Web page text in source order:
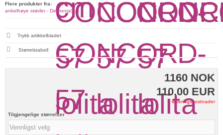
1160 NOK
110,00 EUR
+ leveringskostnader
Tilgjengelige størrelser
Flere produkter fra:
ankelhøye støvler - DemoniaCult
Trykk artikkelbladet
Størrelstabell